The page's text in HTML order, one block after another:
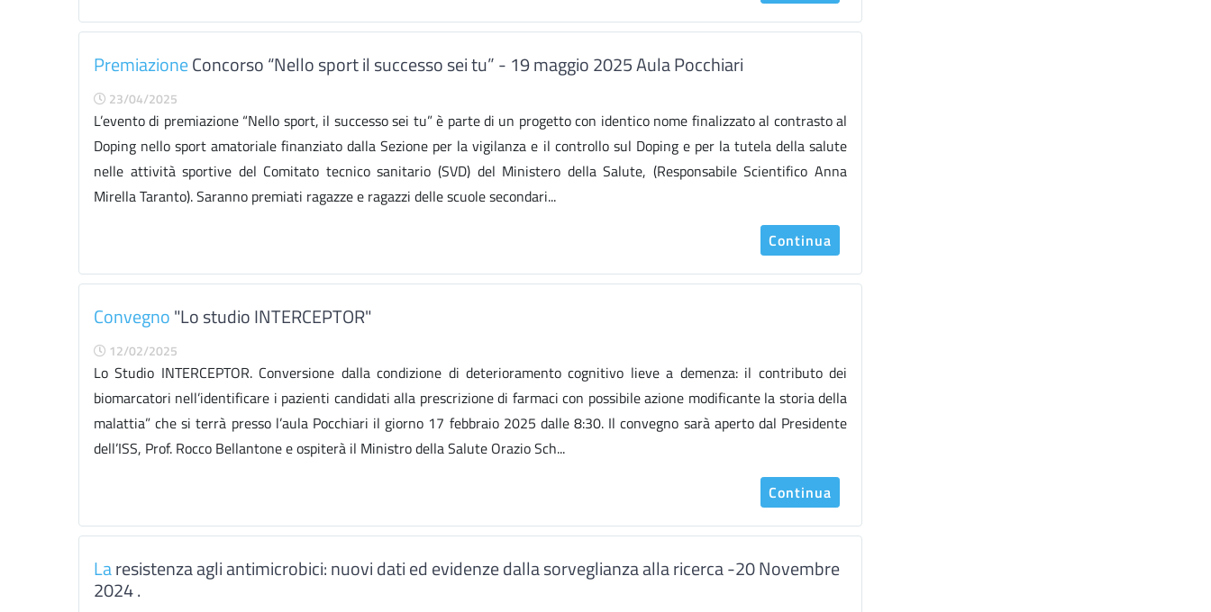
PremiazioneConcorso “Nello sport il successo sei tu” - 19 maggio 2025 Aula Pocchiari
23/04/2025
L’evento di premiazione “Nello sport, il successo sei tu” è parte di un progetto con identico nome finalizzato al contrasto al
Doping nello sport amatoriale finanziato dalla Sezione per la vigilanza e il controllo sul Doping e per la tutela della salute
nelle attività sportive del Comitato tecnico sanitario (SVD) del Ministero della Salute, (Responsabile Scientifico Anna
Mirella Taranto). Saranno premiati ragazze e ragazzi delle scuole secondari...
Continua
Convegno"Lo studio INTERCEPTOR"
12/02/2025
Lo Studio INTERCEPTOR. Conversione dalla condizione di deterioramento cognitivo lieve a demenza: il contributo dei
biomarcatori nell’identificare i pazienti candidati alla prescrizione di farmaci con possibile azione modificante la storia della
malattia” che si terrà presso l’aula Pocchiari il giorno 17 febbraio 2025 dalle 8:30. Il convegno sarà aperto dal Presidente
dell’ISS, Prof. Rocco Bellantone e ospiterà il Ministro della Salute Orazio Sch...
Continua
Laresistenza agli antimicrobici: nuovi dati ed evidenze dalla sorveglianza alla ricerca -20 Novembre
2024 .